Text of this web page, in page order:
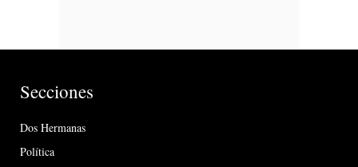
Secciones
Dos Hermanas
Política